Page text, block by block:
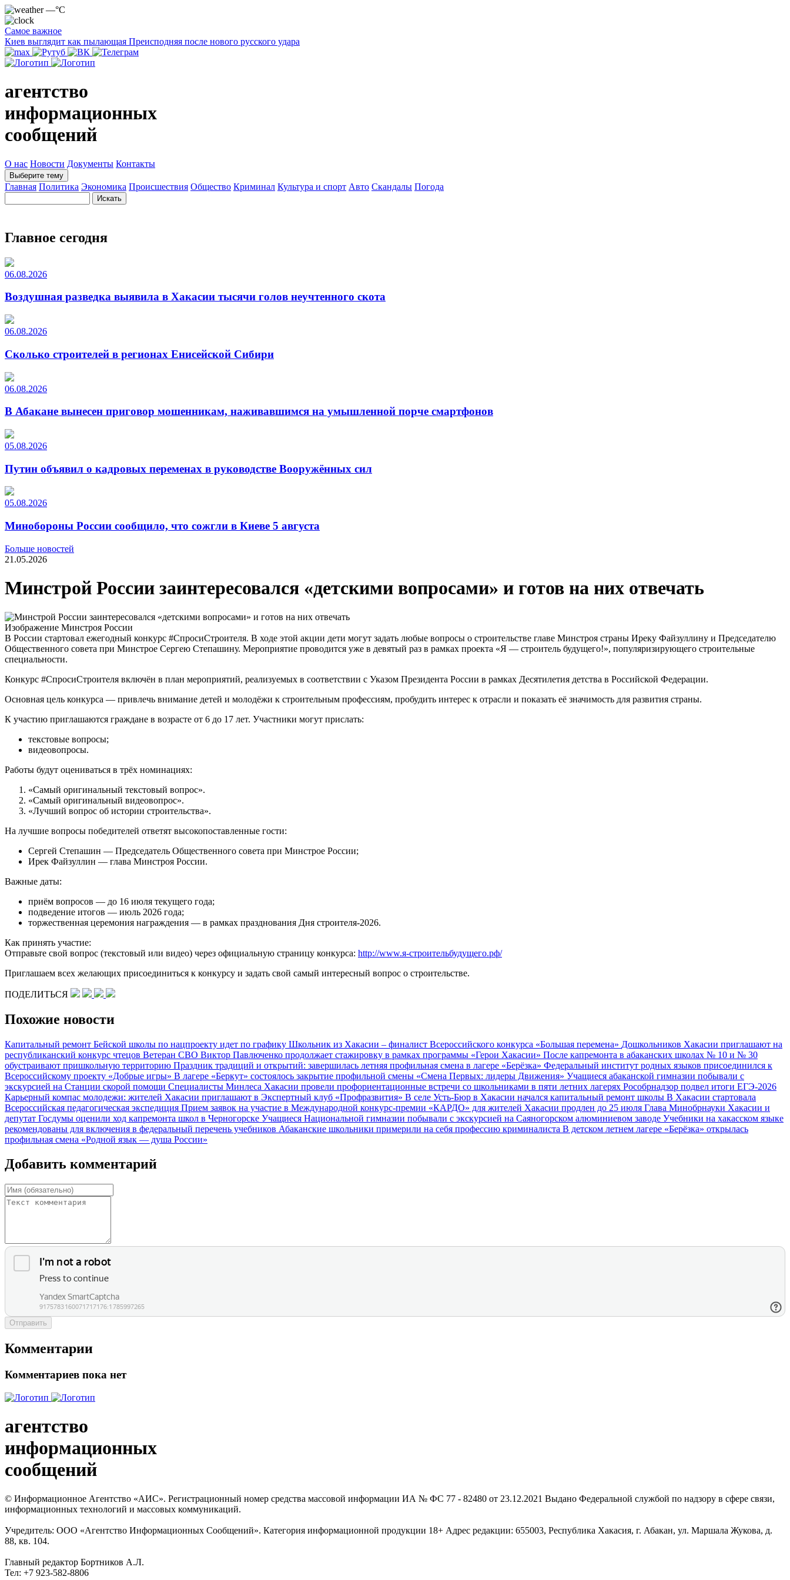
—°C
Самое важное
Киев выглядит как пылающая Преисподняя после нового русского удара
агентство
информационных
сообщений
О нас Новости Документы Контакты
Выберите тему
Главная Политика Экономика Происшествия Общество Криминал Культура и спорт Авто Скандалы Погода
Главное сегодня
06.08.2026
Воздушная разведка выявила в Хакасии тысячи голов неучтенного скота
06.08.2026
Сколько строителей в регионах Енисейской Сибири
06.08.2026
В Абакане вынесен приговор мошенникам, наживавшимся на умышленной порче смартфонов
05.08.2026
Путин объявил о кадровых переменах в руководстве Вооружённых сил
05.08.2026
Минобороны России сообщило, что сожгли в Киеве 5 августа
Больше новостей
21.05.2026
Минстрой России заинтересовался «детскими вопросами» и готов на них отвечать
Изображение Минстроя России
В России стартовал ежегодный конкурс #СпросиСтроителя. В ходе этой акции дети могут задать любые вопросы о строительстве главе Минстроя страны Иреку Файзуллину и Председателю
Общественного совета при Минстрое Сергею Степашину. Мероприятие проводится уже в девятый раз в рамках проекта «Я — строитель будущего!», популяризирующего строительные
специальности.
Конкурс #СпросиСтроителя включён в план мероприятий, реализуемых в соответствии с Указом Президента России в рамках Десятилетия детства в Российской Федерации.
Основная цель конкурса — привлечь внимание детей и молодёжи к строительным профессиям, пробудить интерес к отрасли и показать её значимость для развития страны.
К участию приглашаются граждане в возрасте от 6 до 17 лет. Участники могут прислать:
текстовые вопросы;
видеовопросы.
Работы будут оцениваться в трёх номинациях:
«Самый оригинальный текстовый вопрос».
«Самый оригинальный видеовопрос».
«Лучший вопрос об истории строительства».
На лучшие вопросы победителей ответят высокопоставленные гости:
Сергей Степашин — Председатель Общественного совета при Минстрое России;
Ирек Файзуллин — глава Минстроя России.
Важные даты:
приём вопросов — до 16 июля текущего года;
подведение итогов — июль 2026 года;
торжественная церемония награждения — в рамках празднования Дня строителя‑2026.
Как принять участие:
Отправьте свой вопрос (текстовый или видео) через официальную страницу конкурса: http://www.я-строительбудущего.рф/
Приглашаем всех желающих присоединиться к конкурсу и задать свой самый интересный вопрос о строительстве.
ПОДЕЛИТЬСЯ
Похожие новости
Капитальный ремонт Бейской школы по нацпроекту идет по графику Школьник из Хакасии – финалист Всероссийского конкурса «Большая перемена» Дошкольников Хакасии приглашают на
республиканский конкурс чтецов Ветеран СВО Виктор Павлюченко продолжает стажировку в рамках программы «Герои Хакасии» После капремонта в абаканских школах № 10 и № 30
обустраивают пришкольную территорию Праздник традиций и открытий: завершилась летняя профильная смена в лагере «Берёзка» Федеральный институт родных языков присоединился к
Всероссийскому проекту «Добрые игры» В лагере «Беркут» состоялось закрытие профильной смены «Смена Первых: лидеры Движения» Учащиеся абаканской гимназии побывали с
экскурсией на Станции скорой помощи Специалисты Минлеса Хакасии провели профориентационные встречи со школьниками в пяти летних лагерях Рособрнадзор подвел итоги ЕГЭ‑2026
Карьерный компас молодежи: жителей Хакасии приглашают в Экспертный клуб «Профразвития» В селе Усть‑Бюр в Хакасии начался капитальный ремонт школы В Хакасии стартовала
Всероссийская педагогическая экспедиция Прием заявок на участие в Международной конкурс-премии «КАРДО» для жителей Хакасии продлен до 25 июля Глава Минобрнауки Хакасии и
депутат Госдумы оценили ход капремонта школ в Черногорске Учащиеся Национальной гимназии побывали с экскурсией на Саяногорском алюминиевом заводе Учебники на хакасском языке
рекомендованы для включения в федеральный перечень учебников Абаканские школьники примерили на себя профессию криминалиста В детском летнем лагере «Берёзка» открылась
профильная смена «Родной язык — душа России»
Добавить комментарий
Отправить
Комментарии
Комментариев пока нет
агентство
информационных
сообщений
© Информационное Агентство «АИС». Регистрационный номер средства массовой информации ИА № ФС 77 - 82480 от 23.12.2021 Выдано Федеральной службой по надзору в сфере связи,
информационных технологий и массовых коммуникаций.
Учредитель: ООО «Агентство Информационных Сообщений». Категория информационной продукции 18+ Адрес редакции: 655003, Республика Хакасия, г. Абакан, ул. Маршала Жукова, д.
88, кв. 104.
Главный редактор Бортников А.Л.
Тел: +7 923-582-8806